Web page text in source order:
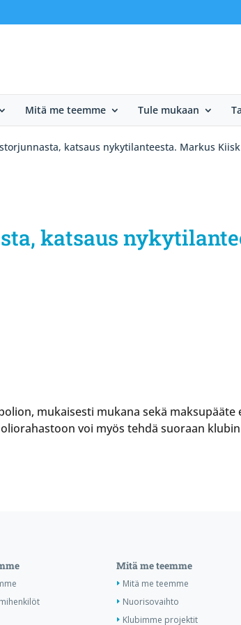
Mitä me teemme Tule mukaan
katsaus nykytilanteesta. Markus
katsaus
mukaisesti mukana sekä
voi myös tehdä suoraan
Mitä me teemme
Mitä me teemme
Nuorisovaihto
Klubimme projektit